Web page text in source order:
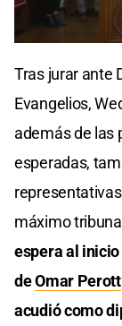
Tras jurar ante
Evangelios,
además de las
esperadas,
máximo
espera al
deOmar Perott
acudió como